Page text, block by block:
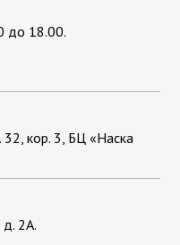
до 18.00.
32, кор. 3, БЦ «Наска
д. 2А.